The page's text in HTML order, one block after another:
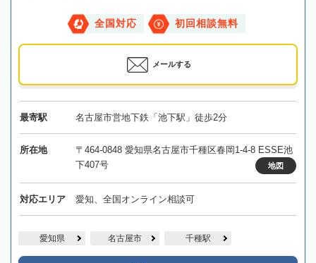
全国対応 初回相談無料
メールする
最寄駅 名古屋市営地下鉄「池下駅」徒歩2分
所在地
〒464-0848 愛知県名古屋市千種区春岡1-4-8 ESSE池
下407号
地図
対応エリア 愛知、全国オンライン相談可
愛知県 名古屋市 千種駅